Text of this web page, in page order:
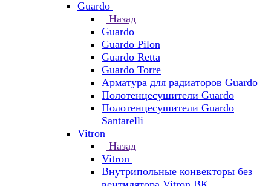
Guardo
Назад
Guardo
Guardo Pilon
Guardo Retta
Guardo Torre
Арматура для радиаторов Guardo
Полотенцесушители Guardo
Полотенцесушители Guardo
Santarelli
Vitron
Назад
Vitron
Внутрипольные конвекторы без